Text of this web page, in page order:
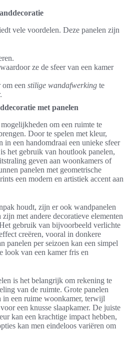
vele voordelen. Deze panelen zijn
ze de sfeer van een kamer
een stilige wandafwerking te
met panelen
om een ruimte te
Door te spelen met kleur,
in een handomdraai een unieke sfeer
het gebruik van houtlook panelen,
geven aan woonkamers of
panelen met geometrische
een modern en artistiek accent aan
houdt, zijn er ook wandpanelen
met andere decoratieve elementen
gebruik van bijvoorbeeld verlichte
creëren, vooral in donkere
panelen per seizoen kan een simpel
look van een kamer fris en
is het belangrijk om rekening te
van de ruimte. Grote panelen
in een ruime woonkamer, terwijl
een knusse slaapkamer. De juiste
kan een krachtige impact hebben,
kan men eindeloos variëren om